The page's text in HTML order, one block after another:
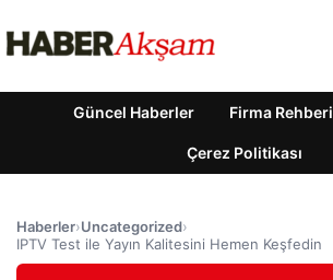
Güncel Haberler Firma Rehberi
Çerez Politikası
Haberler›Uncategorized›
IPTV Test ile Yayın Kalitesini Hemen Keşfedin